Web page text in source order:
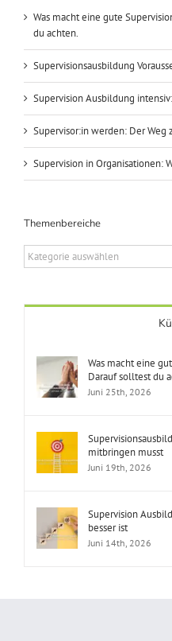
Was macht eine gute
du achten.
Supervisionsausbildung
Supervision Ausbildung
Supervisor:in werden: Der Weg
Supervision in Organisationen:
Themenbereiche
Themenbereiche
Was macht eine
Darauf solltest du
Juni 25th, 2026
mitbringen musst
Juni 19th, 2026
Supervision
besser ist
Juni 14th, 2026